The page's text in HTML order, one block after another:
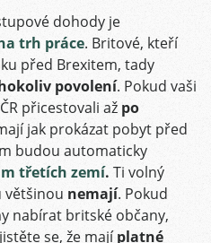
dohody je
trh práce. Britové, kteří
před Brexitem, tady
povolení. Pokud vaši
přicestovali až po
jak prokázat pobyt před
budou automaticky
třetích zemí. Ti volný
většinou nemají. Pokud
nabírat britské občany,
se, že majíplatné